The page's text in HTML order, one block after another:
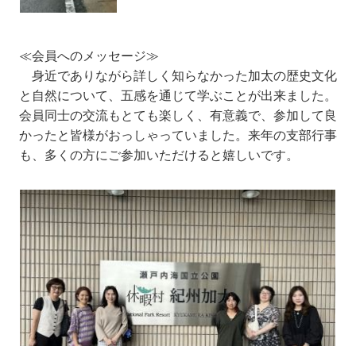
≪会員へのメッセージ≫
身近でありながら詳しく知らなかった加太の歴史文化
と自然について、五感を通じて学ぶことが出来ました。
会員同士の交流もとても楽しく、有意義で、参加して良
かったと皆様がおっしゃっていました。来年の支部行事
も、多くの方にご参加いただけると嬉しいです。